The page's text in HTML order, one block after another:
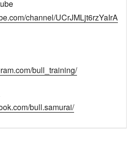
channel/UCrJMLjt6rzYaIrA
bull_training/
bull.samurai/